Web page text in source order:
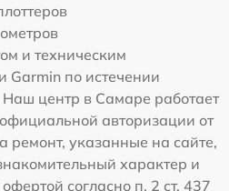
и техническим
Garmin по истечении
центр в Самаре работает
авторизации от
ремонт, указанные на сайте,
характер и
согласно п. 2 ст. 437